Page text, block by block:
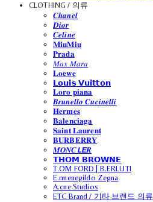
CLOTHING / 의류
𝑪𝒉𝒂𝒏𝒆𝒍
𝑫𝒊𝒐𝒓
𝑪𝒆𝒍𝒊𝒏𝒆
𝐌𝐢𝐮𝐌𝐢𝐮
𝐏𝐫𝐚𝐝𝐚
𝑀𝑎𝑥 𝑀𝑎𝑟𝑎
𝐋𝐨𝐞𝐰𝐞
𝗟𝗼𝘂𝗶𝘀 𝗩𝘂𝗶𝘁𝘁𝗼𝗻
𝐋𝐨𝐫𝐨 𝐩𝐢𝐚𝐧𝐚
𝑩𝒓𝒖𝒏𝒆𝒍𝒍𝒐 𝑪𝒖𝒄𝒊𝒏𝒆𝒍𝒍𝒊
𝐇𝐞𝐫𝐦𝐞𝐬
𝐁𝐚𝐥𝐞𝐧𝐜𝐢𝐚𝐠𝐚
𝐒𝐚𝐢𝐧𝐭 𝐋𝐚𝐮𝐫𝐞𝐧𝐭
𝐁𝐔𝐑𝐁𝐄𝐑𝐑𝐘
𝑴𝑶𝑵𝑪𝙇𝙀𝑹
𝗧𝗛𝗢𝗠 𝗕𝗥𝗢𝗪𝗡𝗘
T.OM FORD | B.ERLUTI
E.rmenegildo Zegna
A.cne Studios
ETC Brand / 기타 브랜드 의류